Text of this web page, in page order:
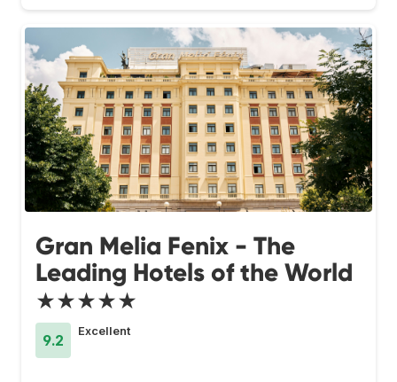
Gran Melia Fenix - The
Leading Hotels of the World
★★★★★
9.2
Excellent